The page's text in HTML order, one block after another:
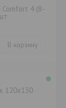
Comfort 4 (8-
В корзину
120х130